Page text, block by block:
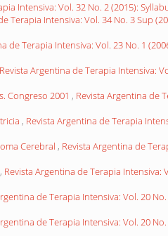
Intensiva: Vol. 32 No. 2 (2015):
Terapia Intensiva: Vol. 34 No. 3 Sup
de Terapia Intensiva: Vol. 23 No. 1
Revista Argentina de Terapia Intensiva:
Congreso 2001 , Revista Argentina de
, Revista Argentina de Terapia
Cerebral , Revista Argentina de
, Revista Argentina de Terapia Intensiva:
de Terapia Intensiva: Vol. 20
de Terapia Intensiva: Vol. 20